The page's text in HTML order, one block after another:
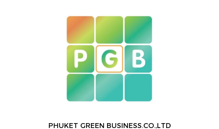
PHUKET GREEN BUSINESS.CO.,LTD